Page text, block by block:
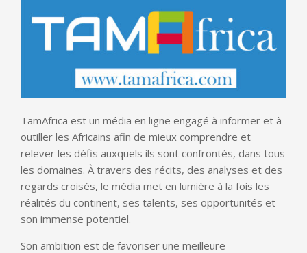
TamAfrica est un média en ligne engagé à informer et à
outiller les Africains afin de mieux comprendre et
relever les défis auxquels ils sont confrontés, dans tous
les domaines. À travers des récits, des analyses et des
regards croisés, le média met en lumière à la fois les
réalités du continent, ses talents, ses opportunités et
son immense potentiel.
Son ambition est de favoriser une meilleure